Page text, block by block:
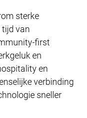
sterke
van
first
en
en
verbinding
sneller